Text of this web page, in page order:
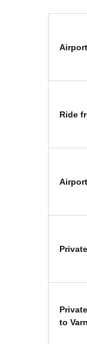
Ride
to